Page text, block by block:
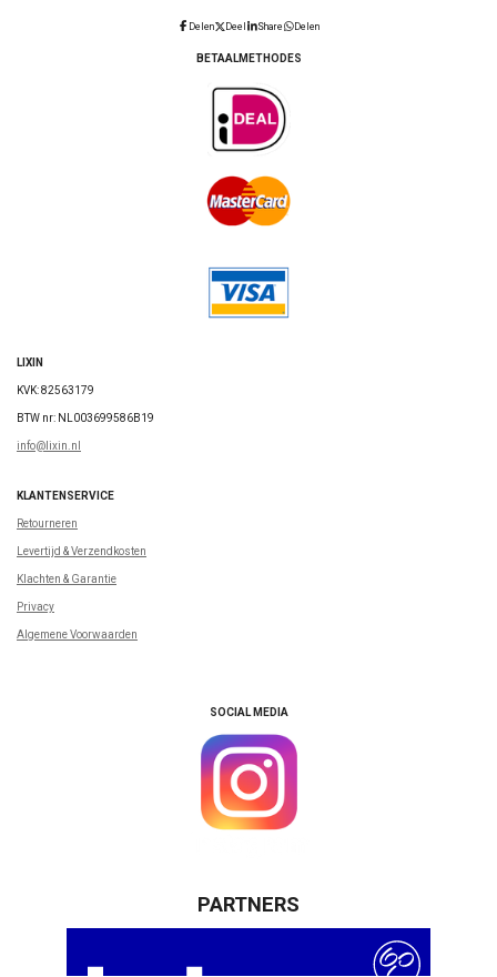
Delen Deel Share Delen
BETAALMETHODES
LIXIN
KVK: 82563179
BTW nr: NL003699586B19
info@lixin.nl
KLANTENSERVICE
Retourneren
Levertijd & Verzendkosten
Klachten & Garantie
Privacy
Algemene Voorwaarden
SOCIAL MEDIA
PARTNERS